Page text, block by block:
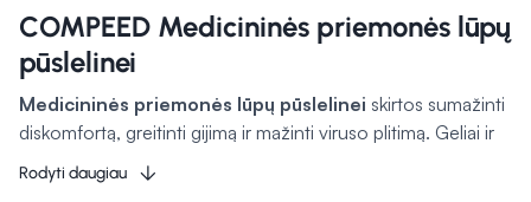
COMPEED Medicininės priemonės lūpų
pūslelinei
Medicininės priemonės lūpų pūslelinei skirtos sumažinti
diskomfortą, greitinti gijimą ir mažinti viruso plitimą. Geliai ir
tepalaipasižymi raminančiu poveikiu
perštėjimą bei skatina pažeistos odos regeneraciją.
Rodyti daugiau